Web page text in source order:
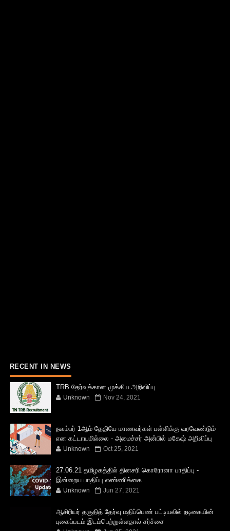
RECENT IN NEWS
TRB தேர்வுக்கான முக்கிய அறிவிப்பு
Unknown Nov 24, 2021
நவம்பர் 1ஆம் தேதியே மாணவர்கள் பள்ளிக்கு வரவேண்டும்
என கட்டாயமில்லை - அமைச்சர் அன்பில் மகேஷ் அறிவிப்பு
Unknown Oct 25, 2021
27.06.21 தமிழகத்தில் தினசரி கொரோனா பாதிப்பு -
இன்றைய பாதிப்பு எண்ணிக்கை
Unknown Jun 27, 2021
ஆசிரியர் தகுதித் தேர்வு மதிப்பெண் பட்டியலில் நடிகையின்
புகைப்படம் இடம்பெற்றுள்ளதால் சர்ச்சை